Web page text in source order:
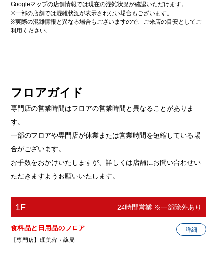
Googleマップの店舗情報では現在の混雑状況が確認いただけます。
※一部の店舗では混雑状況が表示されない場合もございます。
※実際の混雑情報と異なる場合もございますので、ご来店の目安としてご
利用ください。
フロアガイド
専門店の営業時間はフロアの営業時間と異なることがありま
す。
一部のフロアや専門店が休業または営業時間を短縮している場
合がございます。
お手数をおかけいたしますが、詳しくは店舗にお問い合わせい
ただきますようお願いいたします。
1F 24時間営業 ※一部除外あり
詳細
食料品と日用品のフロア
【専門店】理美容・薬局